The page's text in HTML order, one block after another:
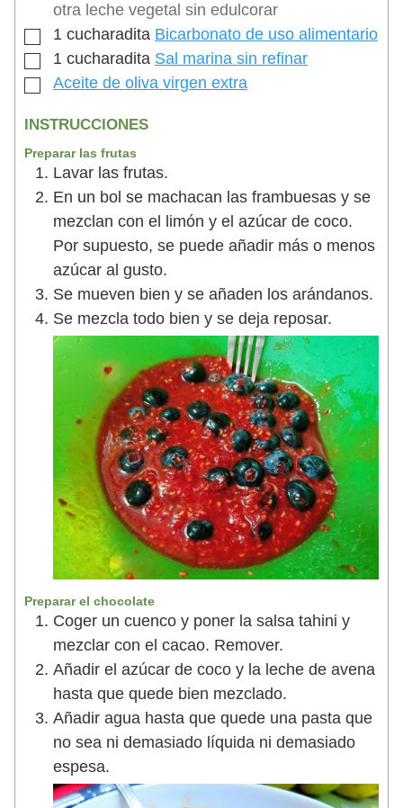
otra leche vegetal sin edulcorar
1 cucharadita Bicarbonato de uso alimentario
1 cucharadita Sal marina sin refinar
Aceite de oliva virgen extra
INSTRUCCIONES
Preparar las frutas
Lavar las frutas.
En un bol se machacan las frambuesas y se
mezclan con el limón y el azúcar de coco.
Por supuesto, se puede añadir más o menos
azúcar al gusto.
Se mueven bien y se añaden los arándanos.
Se mezcla todo bien y se deja reposar.
Preparar el chocolate
Coger un cuenco y poner la salsa tahini y
mezclar con el cacao. Remover.
Añadir el azúcar de coco y la leche de avena
hasta que quede bien mezclado.
Añadir agua hasta que quede una pasta que
no sea ni demasiado líquida ni demasiado
espesa.